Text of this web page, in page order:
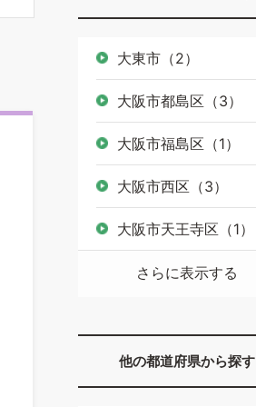
大東市（2）
大阪市都島区（3）
大阪市福島区（1）
大阪市西区（3）
大阪市天王寺区（1）
さらに表示する
他の都道府県から探す